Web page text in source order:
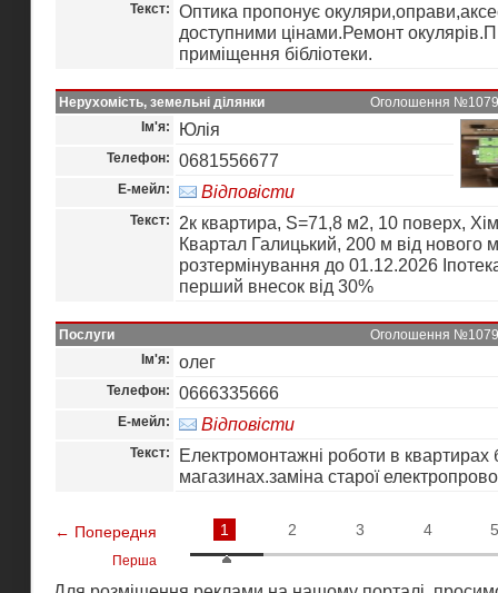
Текст:
Оптика пропонує
доступними цінами.Ремонт
приміщення бібліотеки.
Нерухомість, земельні ділянки
Оголошення
Ім'я:
Юлія
Телефон: 0681556677
Е-мейл: Відповісти
Текст:
2к квартира, S=71,8 м2, 10 поверх,
Квартал Галицький, 200 м від нового
розтермінування до 01.12.2026
перший внесок від 30%
Послуги
Оголошення
Ім'я:
олег
Телефон: 0666335666
Е-мейл: Відповісти
Текст:
Електромонтажні роботи в квартирах
магазинах.заміна старої
← Попередня 1 2 3 4 5
Перша